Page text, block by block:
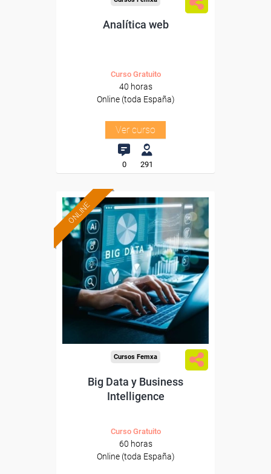
Analítica web
Curso Gratuito
40 horas
Online (toda España)
Ver curso
0 291
ONLINE
Formación 100%
subvencionada.
Para desempleados,
trabajadores y autónomos.
Sector
-Información, Comunicación
y Artes Gráficas.
Cursos Femxa
Big Data y Business
Intelligence
Curso Gratuito
60 horas
Online (toda España)